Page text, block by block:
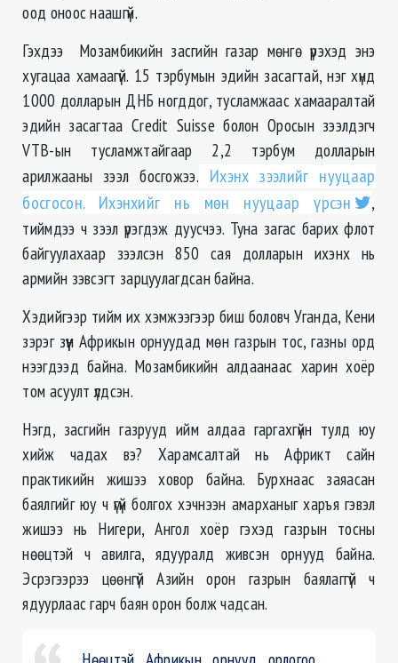
оод оноос наашгүй.
Гэхдээ Мозамбикийн засгийн газар мөнгө үрэхэд энэ
хугацаа хамаагүй. 15 тэрбумын эдийн засагтай, нэг хүнд
1000 долларын ДНБ ногддог, тусламжаас хамааралтай
эдийн засагтаа Credit Suisse болон Оросын зээлдэгч
VTB-ын тусламжтайгаар 2,2 тэрбум долларын
арилжааны зээл босгожээ. Ихэнх зээлийг нууцаар
босгосон. Ихэнхийг нь мөн нууцаар үрсэн
,
тиймдээ ч зээл үрэгдэж дуусчээ. Туна загас барих флот
байгуулахаар зээлсэн 850 сая долларын ихэнх нь
армийн зэвсэгт зарцуулагдсан байна.
Хэдийгээр тийм их хэмжээгээр биш боловч Уганда, Кени
зэрэг зүүн Африкын орнуудад мөн газрын тос, газны орд
нээгдээд байна. Мозамбикийн алдаанаас харин хоёр
том асуулт үлдсэн.
Нэгд, засгийн газрууд ийм алдаа гаргахгүйн тулд юу
хийж чадах вэ? Харамсалтай нь Африкт сайн
практикийн жишээ ховор байна. Бурхнаас заяасан
баялгийг юу ч үгүй болгох хэчнээн амарханыг харъя гэвэл
жишээ нь Нигери, Ангол хоёр гэхэд газрын тосны
нөөцтэй ч авилга, ядууралд живсэн орнууд байна.
Эсрэгээрээ цөөнгүй Азийн орон газрын баялаггүй ч
ядуурлаас гарч баян орон болж чадсан.